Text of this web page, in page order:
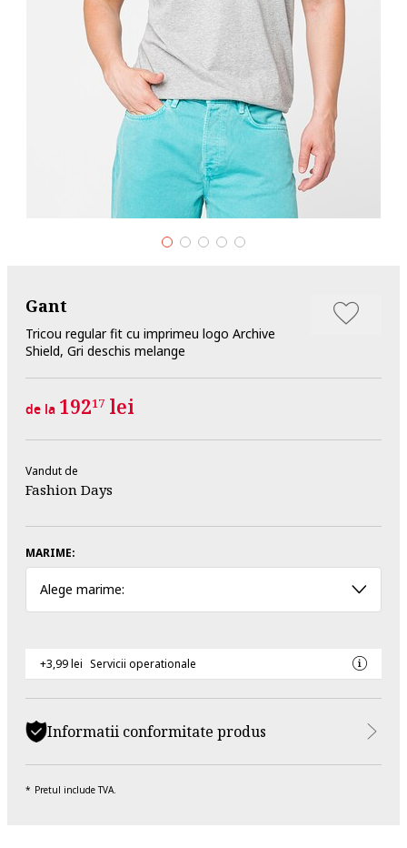
Gant
Tricou regular fit cu imprimeu logo Archive
Shield, Gri deschis melange
de la 19217 lei
Vandut de
Fashion Days
MARIME:
Alege marime:
+3,99 lei Servicii operationale
Informatii conformitate produs
Pretul include TVA.